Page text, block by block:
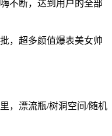
不断，达到用户的全部
，超多颜值爆表美女帅
，漂流瓶/树洞空间/随机